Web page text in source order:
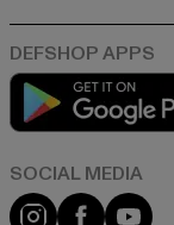
Instagram